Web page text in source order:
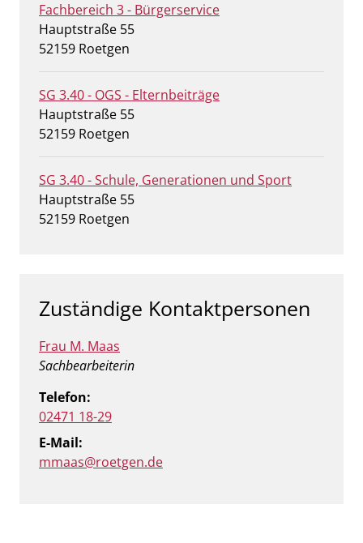
Fachbereich 3 - Bürgerservice
Straße:
Hauptstraße Hausnummer:
55
PLZ:
52159 Ort:
Roetgen
SG 3.40 - OGS - Elternbeiträge
Straße:
Hauptstraße Hausnummer:
55
PLZ:
52159 Ort:
Roetgen
SG 3.40 - Schule, Generationen und Sport
Straße:
Hauptstraße Hausnummer:
55
PLZ:
52159 Ort:
Roetgen
Zuständige Kontaktpersonen
Frau M. Maas
Position:
Sachbearbeiterin
Telefon:
02471 18-29
E-Mail:
mmaas@roetgen.de